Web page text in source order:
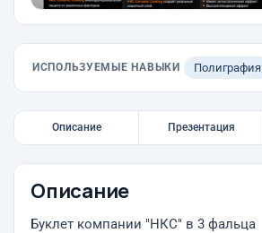
ИСПОЛЬЗУЕМЫЕ НАВЫКИ Полиграфия
Описание Презентация
Описание
Буклет компании "НКС" в 3 фальца